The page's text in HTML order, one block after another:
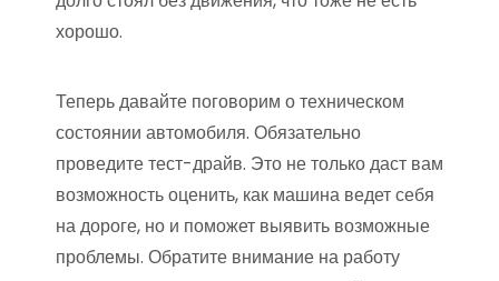
хорошо.
Теперь давайте поговорим о техническом
состоянии автомобиля. Обязательно
проведите тест-драйв. Это не только даст вам
возможность оценить, как машина ведет себя
на дороге, но и поможет выявить возможные
проблемы. Обратите внимание на работу